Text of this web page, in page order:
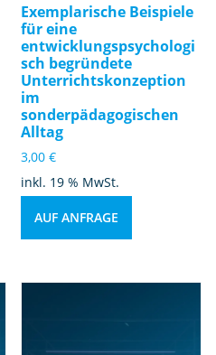
Exemplarische Beispiele
für eine
entwicklungspsychologi
sch begründete
Unterrichtskonzeption
im
sonderpädagogischen
Alltag
3,00€
inkl. 19 % MwSt.
AUF ANFRAGE